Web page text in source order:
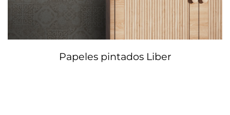
Papeles pintados Liber